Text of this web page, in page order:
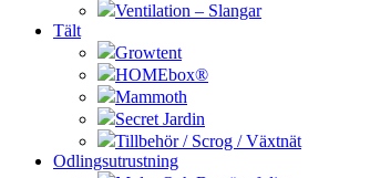
Ventilation – Slangar
Tält
Growtent
HOMEbox®
Mammoth
Secret Jardin
Tillbehör / Scrog / Växtnät
Odlingsutrustning